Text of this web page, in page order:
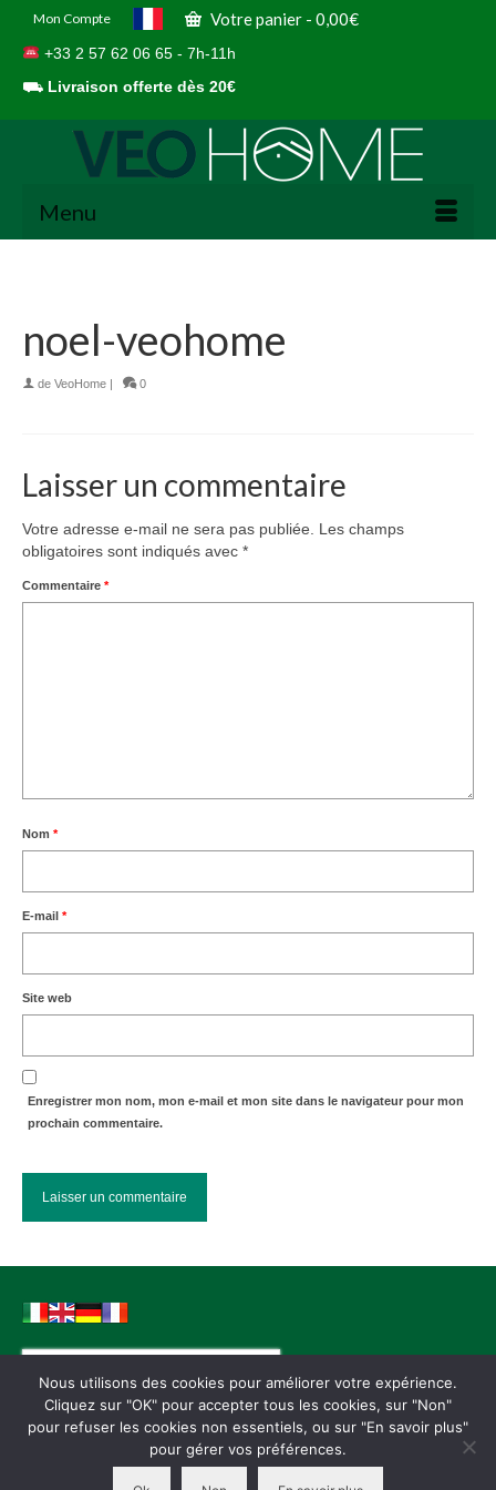
Mon Compte Votre panier - 0,00€
+33 2 57 62 06 65 - 7h-11h
⛟ Livraison offerte dès 20€
Menu
noel-veohome
de VeoHome | 0
Laisser un commentaire
Votre adresse e-mail ne sera pas publiée.
Les champs
obligatoires sont indiqués avec *
Commentaire *
Nom *
E-mail *
Site web
Enregistrer mon nom, mon e-mail et mon site dans le navigateur pour mon
prochain commentaire.
Rechercher :
Mentions légales Ressources
Garantie – Warranty Politique de confidentialité
Nous utilisons des cookies pour améliorer votre expérience.
Cliquez sur "OK" pour accepter tous les cookies, sur "Non"
pour refuser les cookies non essentiels, ou sur "En savoir plus"
pour gérer vos préférences.